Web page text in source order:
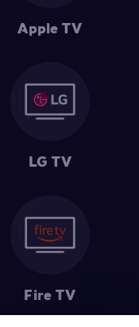
Apple TV
LG TV
Fire TV